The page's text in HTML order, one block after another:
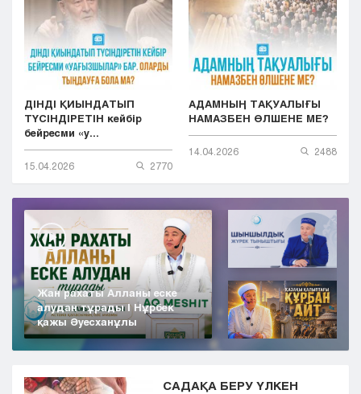
ДІНДІ ҚИЫНДАТЫП
ТҮСІНДІРЕТІН кейбір
бейресми «у...
15.04.2026 2770
АДАМНЫҢ ТАҚУАЛЫҒЫ
НАМАЗБЕН ӨЛШЕНЕ МЕ?
14.04.2026 2488
Жан рахаты Алланы еске
алудан тұрады | Нұрбек
қажы Әуесханұлы
САДАҚА БЕРУ ҮЛКЕН